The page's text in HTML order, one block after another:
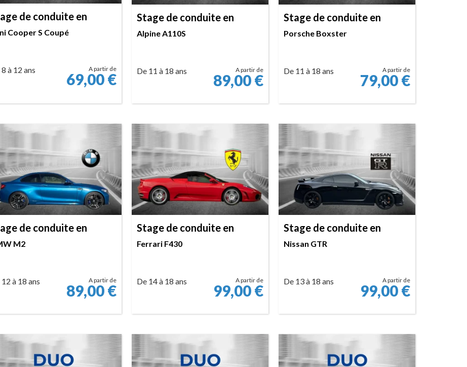
de conduite en
Cooper S Coupé
à 12 ans A partir de
69,00€
Stage de conduite en
Alpine A110S
De 11 à 18 ans A partir de
89,00€
Stage de conduite en
Porsche Boxster
De 11 à 18 ans A partir de
79,00€
de conduite en
M2
à 18 ans A partir de
89,00€
Stage de conduite en
Ferrari F430
De 14 à 18 ans A partir de
99,00€
Stage de conduite en
Nissan GTR
De 13 à 18 ans A partir de
99,00€